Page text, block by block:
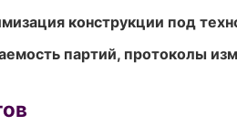
конструкции под
партий, протоколы